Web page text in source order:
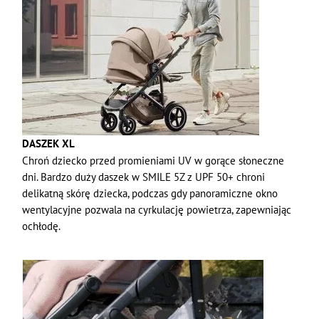
DASZEK XL
Chroń dziecko przed promieniami UV w gorące słoneczne
dni. Bardzo duży daszek w SMILE 5Z z UPF 50+ chroni
delikatną skórę dziecka, podczas gdy panoramiczne okno
wentylacyjne pozwala na cyrkulację powietrza, zapewniając
ochłodę.